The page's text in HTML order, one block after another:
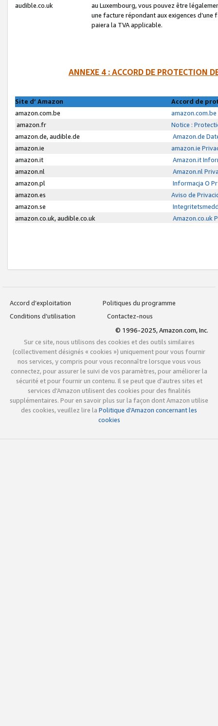
audible.co.uk
au Luxembourg, vous pouvez être
une facture répondant aux exigences
paiera la TVA applicable.
ANNEXE 4 : ACCORD DE PROTECTION
Site d’ Amazon
Accord de
amazon.com.be
amazon.fr
Notice :
amazon.de, audible.de
Amazon.de
amazon.ie
amazon.ie
amazon.it
Amazon.it
amazon.nl
Amazon.nl
amazon.pl
Informacja O
amazon.es
Aviso de
amazon.se
amazon.co.uk, audible.co.uk
Amazon.co.uk
Accord d’exploitation
Politiques du programme
Conditions d’utilisation
Contactez-nous
© 1996-2025, Amazon.com, Inc.
Sur ce site, nous utilisons des cookies et des outils similaires
(collectivement désignés « cookies ») uniquement pour vous fournir
nos services, y compris pour vous reconnaître lorsque vous vous
connectez, pour assurer le suivi de vos paramètres, pour améliorer la
sécurité et pour fournir un contenu. Il se peut que d’autres sites et
services d’Amazon utilisent des cookies pour des finalités
supplémentaires. Pour en savoir plus sur la façon dont Amazon utilise
des cookies, veuillez lire la Politique d’Amazon concernant les
cookies